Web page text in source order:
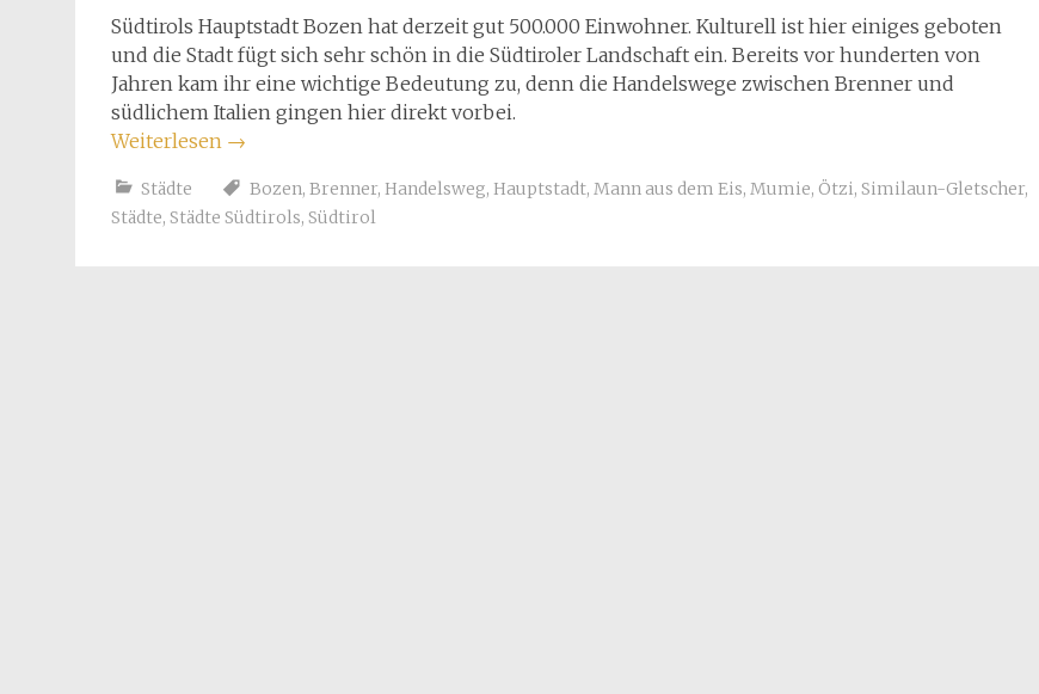
Südtirols Hauptstadt Bozen hat derzeit gut 500.000 Einwohner. Kulturell ist hier einiges geboten
und die Stadt fügt sich sehr schön in die Südtiroler Landschaft ein. Bereits vor hunderten von
Jahren kam ihr eine wichtige Bedeutung zu, denn die Handelswege zwischen Brenner und
südlichem Italien gingen hier direkt vorbei.
Weiterlesen →
Städte Bozen, Brenner, Handelsweg, Hauptstadt, Mann aus dem Eis, Mumie, Ötzi, Similaun-Gletscher,
Städte, Städte Südtirols, Südtirol